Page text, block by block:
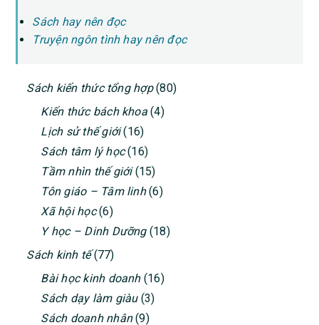
Sách hay nên đọc
Truyện ngôn tình hay nên đọc
PRIMARY
SIDEBAR
Sách kiến thức tổng hợp(80)
Kiến thức bách khoa(4)
Lịch sử thế giới(16)
Sách tâm lý học(16)
Tầm nhìn thế giới(15)
Tôn giáo – Tâm linh(6)
Xã hội học(6)
Y học – Dinh Dưỡng(18)
Sách kinh tế(77)
Bài học kinh doanh(16)
Sách dạy làm giàu(3)
Sách doanh nhân(9)